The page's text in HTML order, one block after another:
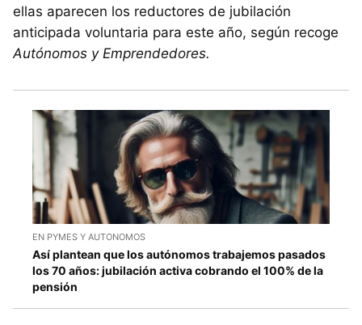
ellas aparecen los reductores de jubilación
anticipada voluntaria para este año, según recoge
Autónomos y Emprendedores.
EN PYMES Y AUTONOMOS
Así plantean que los autónomos trabajemos pasados
los 70 años: jubilación activa cobrando el 100% de la
pensión